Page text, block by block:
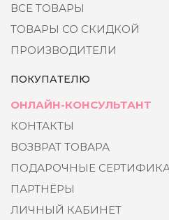
ВСЕ ТОВАРЫ
ТОВАРЫ СО СКИДКОЙ
ПРОИЗВОДИТЕЛИ
ПОКУПАТЕЛЮ
ОНЛАЙН-КОНСУЛЬТАНТ
КОНТАКТЫ
ВОЗВРАТ ТОВАРА
ПОДАРОЧНЫЕ
ПАРТНЁРЫ
ЛИЧНЫЙ КАБИНЕТ